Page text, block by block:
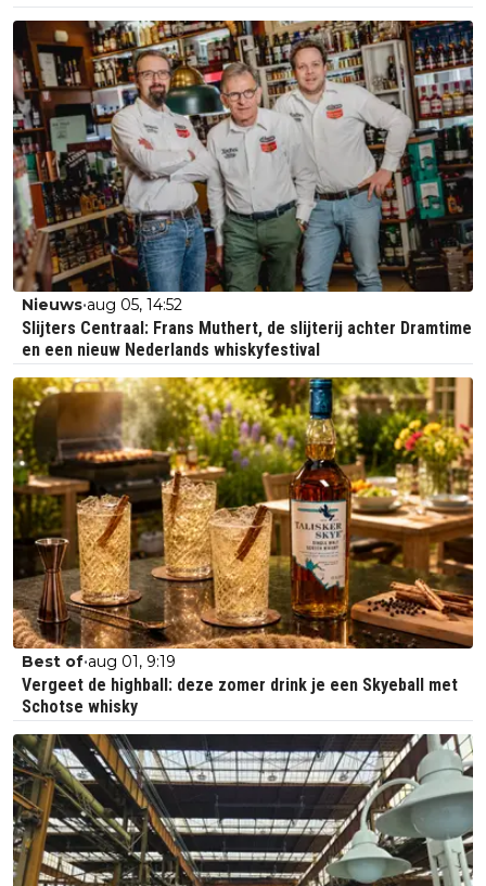
Nieuws•aug 05, 14:52
Slijters Centraal: Frans Muthert, de slijterij achter Dramtime
en een nieuw Nederlands whiskyfestival
Best of•aug 01, 9:19
Vergeet de highball: deze zomer drink je een Skyeball met
Schotse whisky